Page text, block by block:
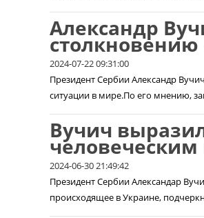
Александр
столкновению
2024-07-22 09:31:00
Президент Сербии Александр
ситуации в мире.По его мнению,
Вучич
2024-06-30 21:49:42
Президент Сербии Александар
происходящее в Украине,